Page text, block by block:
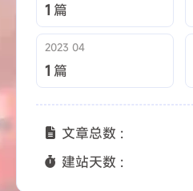
1 篇
2023 04
1 篇
文章总数 :
建站天数 :